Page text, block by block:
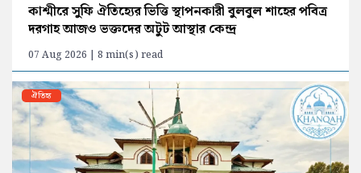
কাশ্মীরে সুফি ঐতিহ্যের ভিত্তি স্থাপনকারী বুলবুল শাহের পবিত্র
দরগাহ আজও ভক্তদের অটুট আস্থার কেন্দ্র
07 Aug 2026 | 8 min(s) read
ঐতিহ্য